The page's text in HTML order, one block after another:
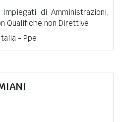
di Amministrazioni,
Qualifiche non Direttive
- Ppe